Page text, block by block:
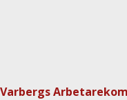
Varbergs